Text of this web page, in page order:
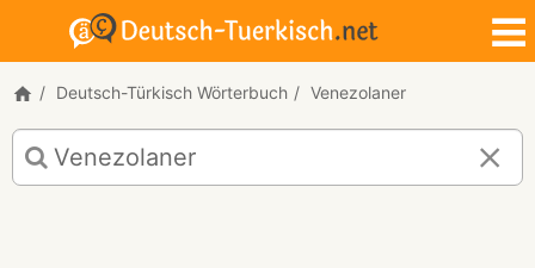
Deutsch-Türkisch Wörterbuch Venezolaner
Deutsch-
Türkisch
Übersetzung